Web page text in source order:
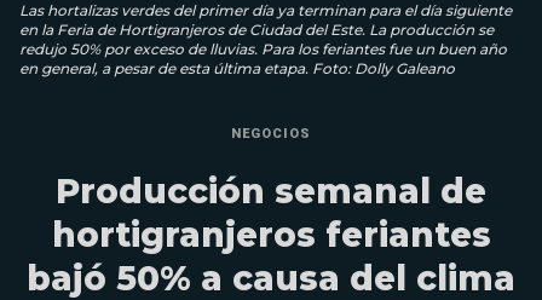
Las hortalizas verdes del primer día ya terminan para el día siguiente
en la Feria de Hortigranjeros de Ciudad del Este. La producción se
redujo 50% por exceso de lluvias. Para los feriantes fue un buen año
en general, a pesar de esta última etapa. Foto: Dolly Galeano
NEGOCIOS
Producción semanal de
hortigranjeros feriantes
bajó 50% a causa del clima